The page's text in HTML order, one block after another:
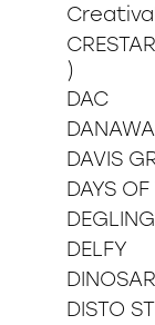
)
DAC
DAVIS
DAYS
DELFY
DISTO